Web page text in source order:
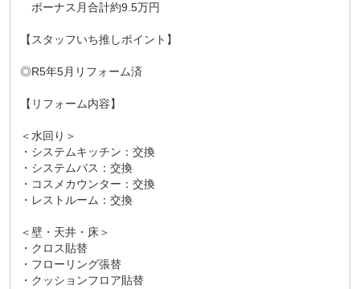
ボーナス月合計約9.5万円
【スタッフいち推しポイント】
◎R5年5月リフォーム済
【リフォーム内容】
＜水回り＞
・システムキッチン：交換
・システムバス：交換
・コスメカウンター：交換
・レストルーム：交換
＜壁・天井・床＞
・クロス貼替
・フローリング張替
・クッションフロア貼替